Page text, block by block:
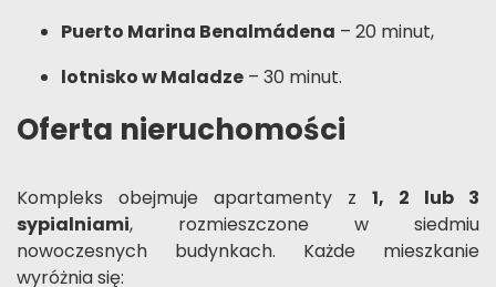
Puerto Marina Benalmádena – 20 minut,
lotnisko w Maladze – 30 minut.
Oferta nieruchomości
Kompleks obejmuje apartamenty z 1, 2 lub 3
sypialniami, rozmieszczone w siedmiu
nowoczesnych budynkach. Każde mieszkanie
wyróżnia się: